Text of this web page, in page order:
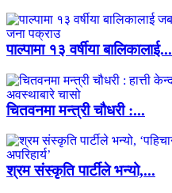
पाल्पामा १३ वर्षीया बालिकालाई...
चितवनमा मन्त्री चौधरी :...
श्रम संस्कृति पार्टीले भन्यो,...